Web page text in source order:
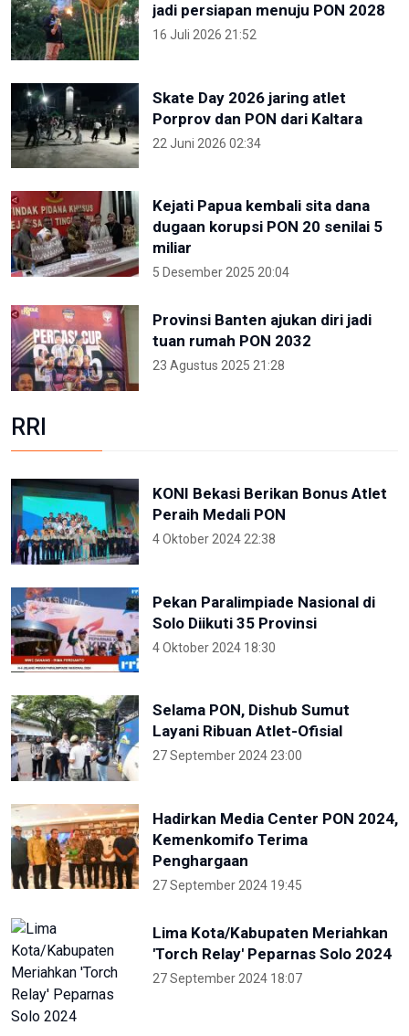
jadi persiapan menuju PON 2028
16 Juli 2026 21:52
Skate Day 2026 jaring atlet
Porprov dan PON dari Kaltara
22 Juni 2026 02:34
Kejati Papua kembali sita dana
dugaan korupsi PON 20 senilai 5
miliar
5 Desember 2025 20:04
Provinsi Banten ajukan diri jadi
tuan rumah PON 2032
23 Agustus 2025 21:28
RRI
KONI Bekasi Berikan Bonus Atlet
Peraih Medali PON
4 Oktober 2024 22:38
Pekan Paralimpiade Nasional di
Solo Diikuti 35 Provinsi
4 Oktober 2024 18:30
Selama PON, Dishub Sumut
Layani Ribuan Atlet-Ofisial
27 September 2024 23:00
Hadirkan Media Center PON 2024,
Kemenkomifo Terima
Penghargaan
27 September 2024 19:45
Lima Kota/Kabupaten Meriahkan
'Torch Relay' Peparnas Solo 2024
27 September 2024 18:07